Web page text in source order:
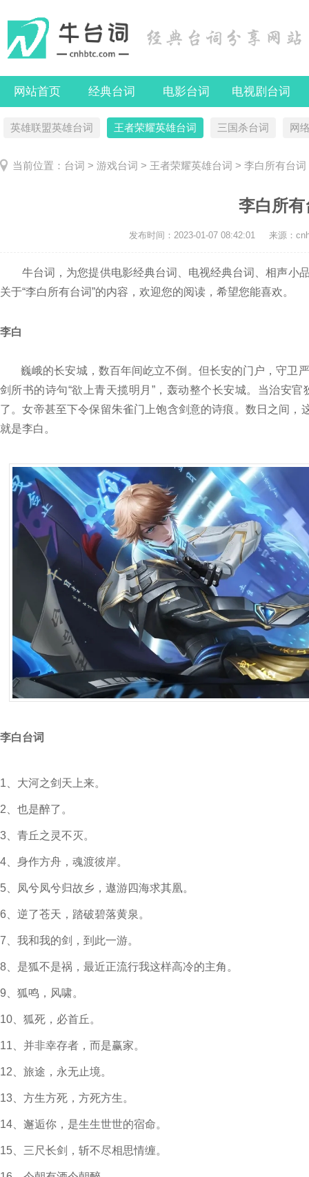
网站首页 经典台词 电影台词 电视剧台词
英雄联盟英雄台词 王者荣耀英雄台词 三国杀台词 网
当前位置： 台词 > 游戏台词 > 王者荣耀英雄台词 > 李白所有台词
李白所有
发布时间： 2023-01-07 08:42:01 来源：
牛台词，为您提供电影经典台词、电视经典台词、相声小
关于“李白所有台词”的内容，欢迎您的阅读，希望您能喜欢。
李白
巍峨的长安城，数百年间屹立不倒。但长安的门户，守卫
剑所书的诗句“欲上青天揽明月”，轰动整个长安城。当治安
了。女帝甚至下令保留朱雀门上饱含剑意的诗痕。数日之间，
就是李白。
李白台词
1、大河之剑天上来。
2、也是醉了。
3、青丘之灵不灭。
4、身作方舟，魂渡彼岸。
5、凤兮凤兮归故乡，遨游四海求其凰。
6、逆了苍天，踏破碧落黄泉。
7、我和我的剑，到此一游。
8、是狐不是祸，最近正流行我这样高冷的主角。
9、狐鸣，风啸。
10、狐死，必首丘。
11、并非幸存者，而是赢家。
12、旅途，永无止境。
13、方生方死，方死方生。
14、邂逅你，是生生世世的宿命。
15、三尺长剑，斩不尽相思情缠。